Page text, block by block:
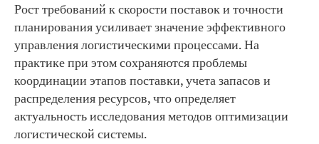
Рост требований к скорости поставок и точности
планирования усиливает значение эффективного
управления логистическими процессами. На
практике при этом сохраняются проблемы
координации этапов поставки, учета запасов и
распределения ресурсов, что определяет
актуальность исследования методов оптимизации
логистической системы.